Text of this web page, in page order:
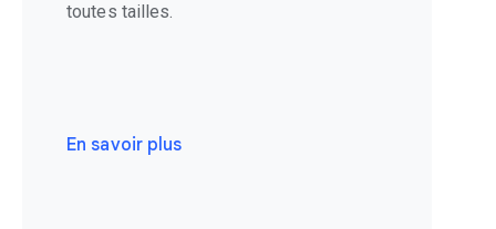
toutes tailles.
En savoir plus